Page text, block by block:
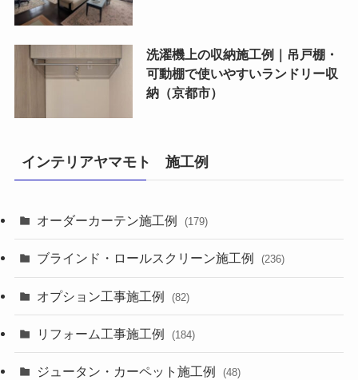
洗濯機上の収納施工例｜吊戸棚・
可動棚で使いやすいランドリー収
納（京都市）
インテリアヤマモト 施工例
オーダーカーテン施工例 (179)
ブラインド・ロールスクリーン施工例 (236)
オプション工事施工例 (82)
リフォーム工事施工例 (184)
ジュータン・カーペット施工例 (48)